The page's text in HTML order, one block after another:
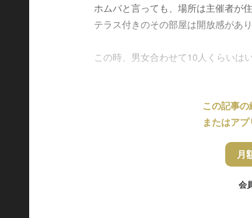
ホムパと言っても、場所は主催者が
テラス付きのその部屋は開放感があ
この時、男女合わせて10人くらいは
この記事の
またはア
月
会